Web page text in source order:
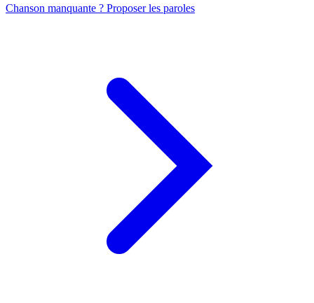
Chanson manquante ? Proposer les paroles